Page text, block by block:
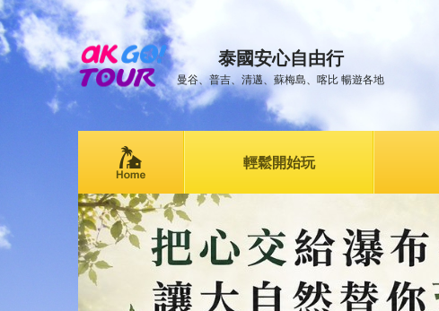
泰國安心自由行
曼谷、普吉、清邁、蘇梅島、喀比 暢遊各地
輕鬆開始玩